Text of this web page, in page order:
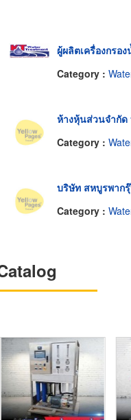
ผู้ผลิตเครื่องกรอ
Category :
ห้างหุ้นส่วนจำกั
Category :
บริษัท สหบูรพาก
Category :